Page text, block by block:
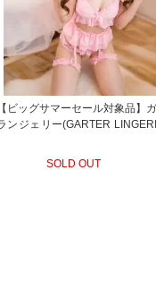
【ビッグサマーセール対象品】
ンジェリー(GARTER
SOLD OUT